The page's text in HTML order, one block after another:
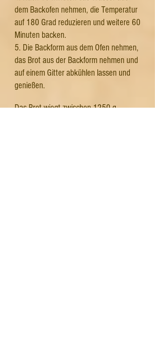
dem Backofen nehmen, die Temperatur
auf 180 Grad reduzieren und weitere 60
Minuten backen.
5. Die Backform aus dem Ofen nehmen,
das Brot aus der Backform nehmen und
auf einem Gitter abkühlen lassen und
genießen.
Das Brot wiegt zwischen 1250 g –